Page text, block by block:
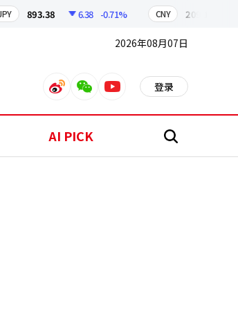
893.38 6.38 -0.71% CNY 209.17
2026年08月07日
weiboweixinyoutube 登录
AI PICK 搜